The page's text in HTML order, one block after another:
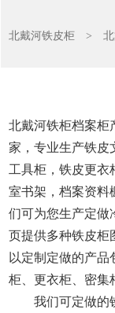
北戴河铁皮柜 > 北
北戴河铁柜档案柜
家，专业生产铁皮
工具柜，铁皮更衣
室书架，档案资料
们可为您生产定做
页提供多种铁皮柜
以定制定做的产
柜、更衣柜、密集
我们可定做的铁